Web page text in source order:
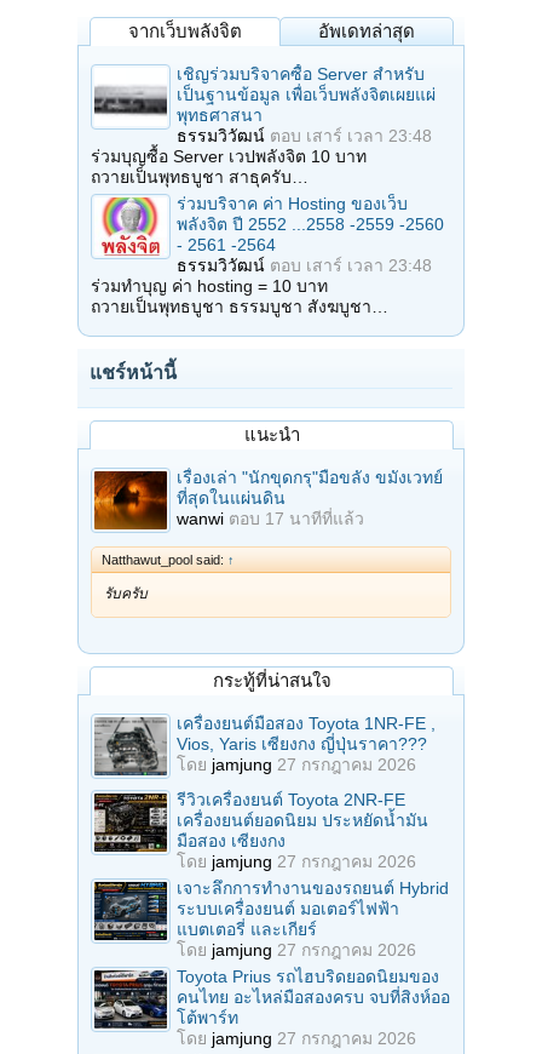
จากเว็บพลังจิต อัพเดทล่าสุด
เชิญร่วมบริจาคซื้อ Server สำหรับ
เป็นฐานข้อมูล เพื่อเว็บพลังจิตเผยแผ่
พุทธศาสนา
ธรรมวิวัฒน์ ตอบ เสาร์ เวลา 23:48
ร่วมบุญซื้อ Server เวปพลังจิต 10 บาท
ถวายเป็นพุทธบูชา สาธุครับ…
ร่วมบริจาค ค่า Hosting ของเว็บ
พลังจิต ปี 2552 ...2558 -2559 -2560
- 2561 -2564
ธรรมวิวัฒน์ ตอบ เสาร์ เวลา 23:48
ร่วมทำบุญ ค่า hosting = 10 บาท
ถวายเป็นพุทธบูชา ธรรมบูชา สังฆบูชา…
แชร์หน้านี้
แนะนำ
เรื่องเล่า "นักขุดกรุ"มือขลัง ขมังเวทย์
ที่สุดในแผ่นดิน
wanwi ตอบ 17 นาทีที่แล้ว
Natthawut_pool said: ↑
รับครับ
กระทู้ที่น่าสนใจ
เครื่องยนต์มือสอง Toyota 1NR-FE ,
Vios, Yaris เซียงกง ญี่ปุ่นราคา???
โดย jamjung 27 กรกฎาคม 2026
รีวิวเครื่องยนต์ Toyota 2NR-FE
เครื่องยนต์ยอดนิยม ประหยัดน้ำมัน
มือสอง เซียงกง
โดย jamjung 27 กรกฎาคม 2026
เจาะลึกการทำงานของรถยนต์ Hybrid
ระบบเครื่องยนต์ มอเตอร์ไฟฟ้า
แบตเตอรี่ และเกียร์
โดย jamjung 27 กรกฎาคม 2026
Toyota Prius รถไฮบริดยอดนิยมของ
คนไทย อะไหล่มือสองครบ จบที่สิงห์ออ
โต้พาร์ท
โดย jamjung 27 กรกฎาคม 2026